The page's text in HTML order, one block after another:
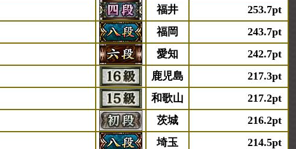
福井
253.7pt
福岡
243.7pt
愛知
242.7pt
鹿児島
217.3pt
和歌山
217.2pt
茨城
216.2pt
埼玉
214.5pt